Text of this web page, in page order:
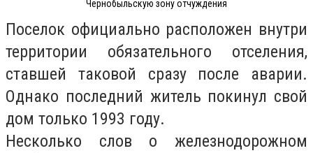
Чернобыльскую зону отчуждения
Поселок официально расположен внутри
территории обязательного отселения,
ставшей таковой сразу после аварии.
Однако последний житель покинул свой
дом только 1993 году.
Несколько слов о железнодорожном